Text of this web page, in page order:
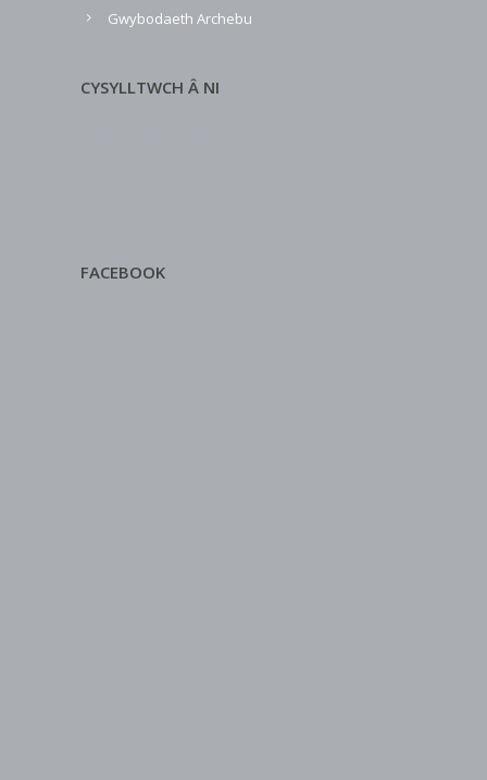
Gwybodaeth Archebu
CYSYLLTWCH Â NI
FACEBOOK